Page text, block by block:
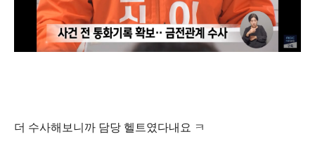
더 수사해보니까 담당 헬트였다내요 ㅋ